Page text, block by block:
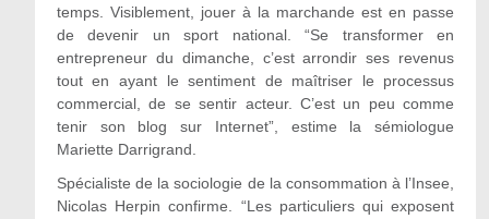
temps. Visiblement, jouer à la marchande est en passe
de devenir un sport national. “Se transformer en
entrepreneur du dimanche, c’est arrondir ses revenus
tout en ayant le sentiment de maîtriser le processus
commercial, de se sentir acteur. C’est un peu comme
tenir son blog sur Internet”, estime la sémiologue
Mariette Darrigrand.
Spécialiste de la sociologie de la consommation à l’Insee,
Nicolas Herpin confirme. “Les particuliers qui exposent